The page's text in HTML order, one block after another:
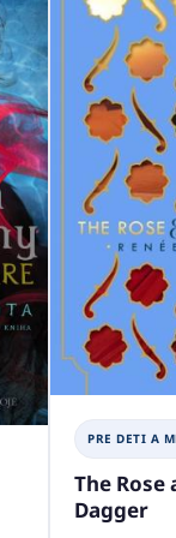
PRE DETI A
The Rose
Dagger